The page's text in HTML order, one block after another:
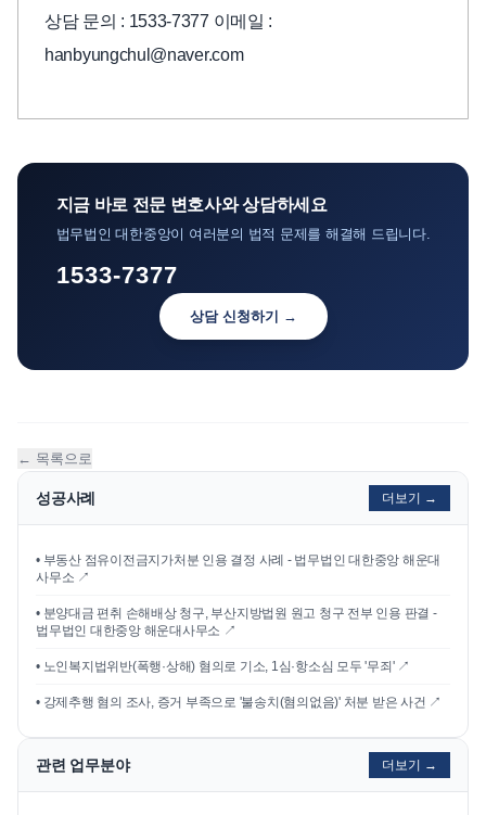
상담 문의 : 1533-7377 이메일 :
hanbyungchul@naver.com
지금 바로 전문 변호사와 상담하세요
법무법인 대한중앙이 여러분의 법적 문제를 해결해 드립니다.
1533-7377
상담 신청하기 →
← 목록으로
성공사례 더보기 →
• 부동산 점유이전금지가처분 인용 결정 사례 - 법무법인 대한중앙 해운대
사무소 ↗
• 분양대금 편취 손해배상 청구, 부산지방법원 원고 청구 전부 인용 판결 -
법무법인 대한중앙 해운대사무소 ↗
• 노인복지법위반(폭행·상해) 혐의로 기소, 1심·항소심 모두 '무죄'↗
• 강제추행 혐의 조사, 증거 부족으로 '불송치(혐의없음)' 처분 받은 사건 ↗
관련 업무분야 더보기 →